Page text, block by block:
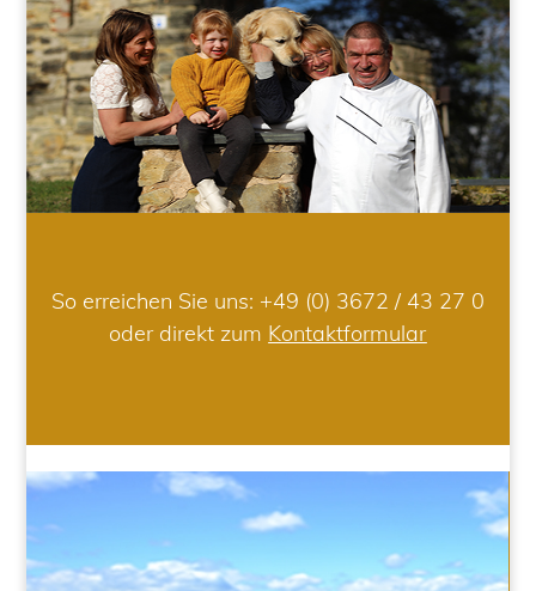
So erreichen Sie uns: +49 (0) 3672 / 43 27 0
oder direkt zum Kontaktformular